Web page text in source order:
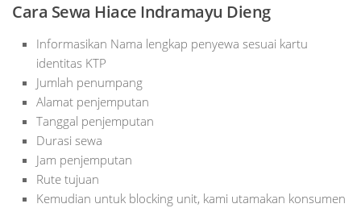
Cara Sewa Hiace Indramayu Dieng
Informasikan Nama lengkap penyewa sesuai kartu
identitas KTP
Jumlah penumpang
Alamat penjemputan
Tanggal penjemputan
Durasi sewa
Jam penjemputan
Rute tujuan
Kemudian untuk blocking unit, kami utamakan konsumen